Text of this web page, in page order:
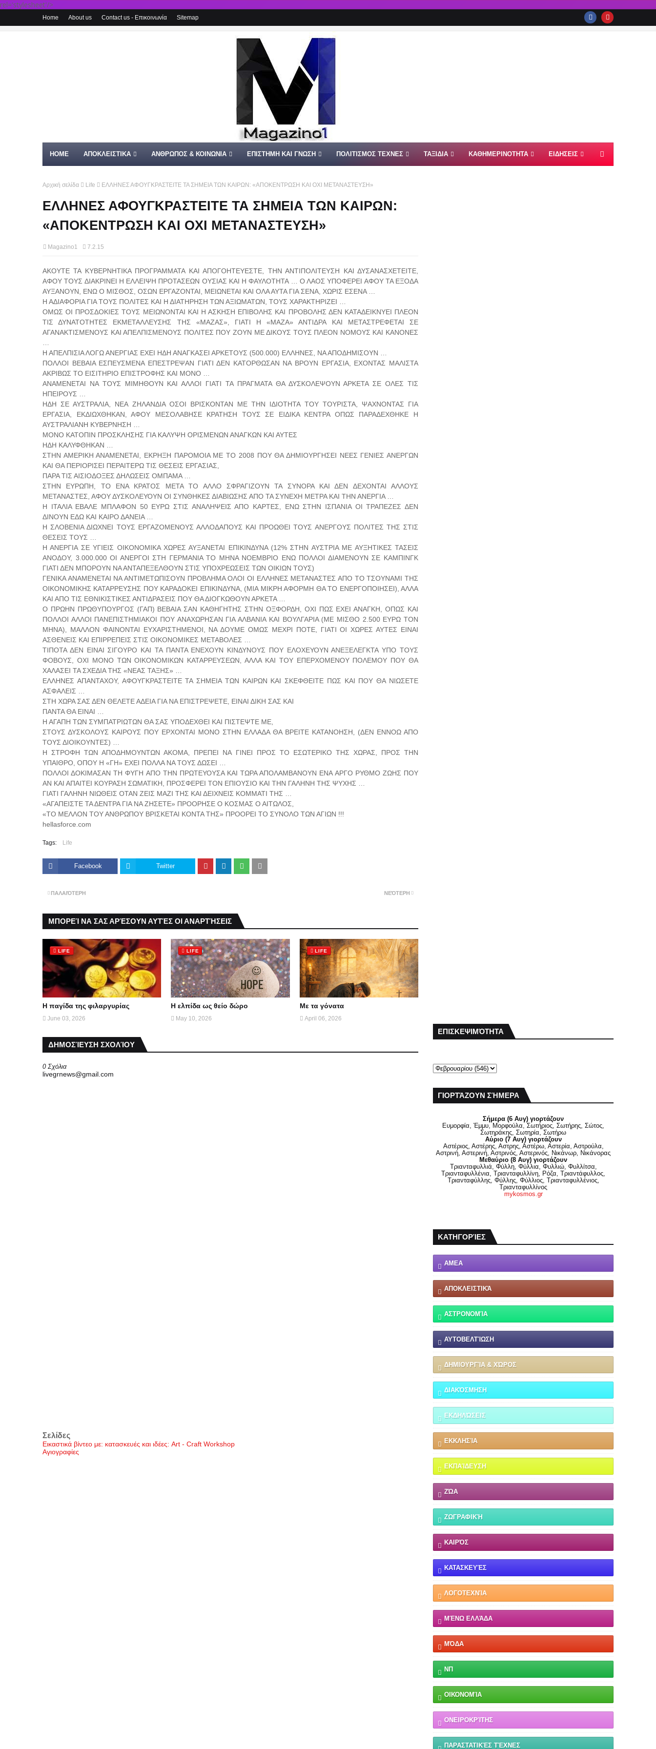
rel='stylesheet'/>
Home About us Contact us - Επικοινωνία Sitemap
HOME ΑΠΟΚΛΕΙΣΤΙΚΑ ΑΝΘΡΩΠΟΣ & ΚΟΙΝΩΝΙΑ ΕΠΙΣΤΗΜΗ ΚΑΙ ΓΝΩΣΗ ΠΟΛΙΤΙΣΜΟΣ ΤΕΧΝΕΣ ΤΑΞΙΔΙΑ ΚΑΘΗΜΕΡΙΝΟΤΗΤΑ ΕΙΔΗΣΕΙΣ
Αρχική σελίδα Life ΕΛΛΗΝΕΣ ΑΦΟΥΓΚΡΑΣΤΕΙΤΕ ΤΑ ΣΗΜΕΙΑ ΤΩΝ ΚΑΙΡΩΝ: «ΑΠΟΚΕΝΤΡΩΣΗ ΚΑΙ ΟΧΙ ΜΕΤΑΝΑΣΤΕΥΣΗ»
ΕΛΛΗΝΕΣ ΑΦΟΥΓΚΡΑΣΤΕΙΤΕ ΤΑ ΣΗΜΕΙΑ ΤΩΝ ΚΑΙΡΩΝ:
«ΑΠΟΚΕΝΤΡΩΣΗ ΚΑΙ ΟΧΙ ΜΕΤΑΝΑΣΤΕΥΣΗ»
Magazino1 7.2.15
ΑΚΟΥΤΕ ΤΑ ΚΥΒΕΡΝΗΤΙΚΑ ΠΡΟΓΡΑΜΜΑΤΑ ΚΑΙ ΑΠΟΓΟΗΤΕΥΕΣΤΕ, ΤΗΝ ΑΝΤΙΠΟΛΙΤΕΥΣΗ ΚΑΙ ΔΥΣΑΝΑΣΧΕΤΕΙΤΕ,
ΑΦΟΥ ΤΟΥΣ ΔΙΑΚΡΙΝΕΙ Η ΕΛΛΕΙΨΗ ΠΡΟΤΑΣΕΩΝ ΟΥΣΙΑΣ ΚΑΙ Η ΦΑΥΛΟΤΗΤΑ … Ο ΛΑΟΣ ΥΠΟΦΕΡΕΙ ΑΦΟΥ ΤΑ ΕΞΟΔΑ
ΑΥΞΑΝΟΥΝ, ΕΝΩ Ο ΜΙΣΘΟΣ, ΟΣΩΝ ΕΡΓΑΖΟΝΤΑΙ, ΜΕΙΩΝΕΤΑΙ ΚΑΙ ΟΛΑ ΑΥΤΑ ΓΙΑ ΣΕΝΑ, ΧΩΡΙΣ ΕΣΕΝΑ …
Η ΑΔΙΑΦΟΡΙΑ ΓΙΑ ΤΟΥΣ ΠΟΛΙΤΕΣ ΚΑΙ Η ΔΙΑΤΗΡΗΣΗ ΤΩΝ ΑΞΙΩΜΑΤΩΝ, ΤΟΥΣ ΧΑΡΑΚΤΗΡΙΖΕΙ …
ΟΜΩΣ ΟΙ ΠΡΟΣΔΟΚΙΕΣ ΤΟΥΣ ΜΕΙΩΝΟΝΤΑΙ ΚΑΙ Η ΑΣΚΗΣΗ ΕΠΙΒΟΛΗΣ ΚΑΙ ΠΡΟΒΟΛΗΣ ΔΕΝ ΚΑΤΑΔΕΙΚΝΥΕΙ ΠΛΕΟΝ
ΤΙΣ ΔΥΝΑΤΟΤΗΤΕΣ ΕΚΜΕΤΑΛΛΕΥΣΗΣ ΤΗΣ «ΜΑΖΑΣ», ΓΙΑΤΙ Η «ΜΑΖΑ» ΑΝΤΙΔΡΑ ΚΑΙ ΜΕΤΑΣΤΡΕΦΕΤΑΙ ΣΕ
ΑΓΑΝΑΚΤΙΣΜΕΝΟΥΣ ΚΑΙ ΑΠΕΛΠΙΣΜΕΝΟΥΣ ΠΟΛΙΤΕΣ ΠΟΥ ΖΟΥΝ ΜΕ ΔΙΚΟΥΣ ΤΟΥΣ ΠΛΕΟΝ ΝΟΜΟΥΣ ΚΑΙ ΚΑΝΟΝΕΣ
Η ΑΠΕΛΠΙΣΙΑ ΛΟΓΩ ΑΝΕΡΓΙΑΣ ΕΧΕΙ ΗΔΗ ΑΝΑΓΚΑΣΕΙ ΑΡΚΕΤΟΥΣ (500.000) ΕΛΛΗΝΕΣ, ΝΑ ΑΠΟΔΗΜΙΣΟΥΝ …
ΠΟΛΛΟΙ ΒΕΒΑΙΑ ΕΣΠΕΥΣΜΕΝΑ ΕΠΕΣΤΡΕΨΑΝ ΓΙΑΤΙ ΔΕΝ ΚΑΤΟΡΘΩΣΑΝ ΝΑ ΒΡΟΥΝ ΕΡΓΑΣΙΑ, ΕΧΟΝΤΑΣ ΜΑΛΙΣΤΑ
ΑΚΡΙΒΩΣ ΤΟ ΕΙΣΙΤΗΡΙΟ ΕΠΙΣΤΡΟΦΗΣ ΚΑΙ ΜΟΝΟ …
ΑΝΑΜΕΝΕΤΑΙ ΝΑ ΤΟΥΣ ΜΙΜΗΘΟΥΝ ΚΑΙ ΑΛΛΟΙ ΓΙΑΤΙ ΤΑ ΠΡΑΓΜΑΤΑ ΘΑ ΔΥΣΚΟΛΕΨΟΥΝ ΑΡΚΕΤΑ ΣΕ ΟΛΕΣ ΤΙΣ
ΗΠΕΙΡΟΥΣ …
ΗΔΗ ΣΕ ΑΥΣΤΡΑΛΙΑ, ΝΕΑ ΖΗΛΑΝΔΙΑ ΟΣΟΙ ΒΡΙΣΚΟΝΤΑΝ ΜΕ ΤΗΝ ΙΔΙΟΤΗΤΑ ΤΟΥ ΤΟΥΡΙΣΤΑ, ΨΑΧΝΟΝΤΑΣ ΓΙΑ
ΕΡΓΑΣΙΑ, ΕΚΔΙΩΧΘΗΚΑΝ, ΑΦΟΥ ΜΕΣΟΛΑΒΗΣΕ ΚΡΑΤΗΣΗ ΤΟΥΣ ΣΕ ΕΙΔΙΚΑ ΚΕΝΤΡΑ ΟΠΩΣ ΠΑΡΑΔΕΧΘΗΚΕ Η
ΑΥΣΤΡΑΛΙΑΝΗ ΚΥΒΕΡΝΗΣΗ …
ΜΟΝΟ ΚΑΤΟΠΙΝ ΠΡΟΣΚΛΗΣΗΣ ΓΙΑ ΚΑΛΥΨΗ ΟΡΙΣΜΕΝΩΝ ΑΝΑΓΚΩΝ ΚΑΙ ΑΥΤΕΣ
ΗΔΗ ΚΑΛΥΦΘΗΚΑΝ …
ΣΤΗΝ ΑΜΕΡΙΚΗ ΑΝΑΜΕΝΕΤΑΙ, ΕΚΡΗΞΗ ΠΑΡΟΜΟΙΑ ΜΕ ΤΟ 2008 ΠΟΥ ΘΑ ΔΗΜΙΟΥΡΓΗΣΕΙ ΝΕΕΣ ΓΕΝΙΕΣ ΑΝΕΡΓΩΝ
ΚΑΙ ΘΑ ΠΕΡΙΟΡΙΣΕΙ ΠΕΡΑΙΤΕΡΩ ΤΙΣ ΘΕΣΕΙΣ ΕΡΓΑΣΙΑΣ,
ΠΑΡΑ ΤΙΣ ΑΙΣΙΟΔΟΞΕΣ ΔΗΛΩΣΕΙΣ ΟΜΠΑΜΑ …
ΣΤΗΝ ΕΥΡΩΠΗ, ΤΟ ΕΝΑ ΚΡΑΤΟΣ ΜΕΤΑ ΤΟ ΑΛΛΟ ΣΦΡΑΓΙΖΟΥΝ ΤΑ ΣΥΝΟΡΑ ΚΑΙ ΔΕΝ ΔΕΧΟΝΤΑΙ ΑΛΛΟΥΣ
ΜΕΤΑΝΑΣΤΕΣ, ΑΦΟΥ ΔΥΣΚΟΛΕΥΟΥΝ ΟΙ ΣΥΝΘΗΚΕΣ ΔΙΑΒΙΩΣΗΣ ΑΠΟ ΤΑ ΣΥΝΕΧΗ ΜΕΤΡΑ ΚΑΙ ΤΗΝ ΑΝΕΡΓΙΑ …
Η ΙΤΑΛΙΑ ΕΒΑΛΕ ΜΠΛΑΦΟΝ 50 ΕΥΡΩ ΣΤΙΣ ΑΝΑΛΗΨΕΙΣ ΑΠΟ ΚΑΡΤΕΣ, ΕΝΩ ΣΤΗΝ ΙΣΠΑΝΙΑ ΟΙ ΤΡΑΠΕΖΕΣ ΔΕΝ
ΔΙΝΟΥΝ ΕΔΩ ΚΑΙ ΚΑΙΡΟ ΔΑΝΕΙΑ …
Η ΣΛΟΒΕΝΙΑ ΔΙΩΧΝΕΙ ΤΟΥΣ ΕΡΓΑΖΟΜΕΝΟΥΣ ΑΛΛΟΔΑΠΟΥΣ ΚΑΙ ΠΡΟΩΘΕΙ ΤΟΥΣ ΑΝΕΡΓΟΥΣ ΠΟΛΙΤΕΣ ΤΗΣ ΣΤΙΣ
ΘΕΣΕΙΣ ΤΟΥΣ …
Η ΑΝΕΡΓΙΑ ΣΕ ΥΓΙΕΙΣ ΟΙΚΟΝΟΜΙΚΑ ΧΩΡΕΣ ΑΥΞΑΝΕΤΑΙ ΕΠΙΚΙΝΔΥΝΑ (12% ΣΤΗΝ ΑΥΣΤΡΙΑ ΜΕ ΑΥΞΗΤΙΚΕΣ ΤΑΣΕΙΣ
ΑΝΟΔΟΥ, 3.000.000 ΟΙ ΑΝΕΡΓΟΙ ΣΤΗ ΓΕΡΜΑΝΙΑ ΤΟ ΜΗΝΑ ΝΟΕΜΒΡΙΟ ΕΝΩ ΠΟΛΛΟΙ ΔΙΑΜΕΝΟΥΝ ΣΕ ΚΑΜΠΙΝΓΚ
ΓΙΑΤΙ ΔΕΝ ΜΠΟΡΟΥΝ ΝΑ ΑΝΤΑΠΕΞΕΛΘΟΥΝ ΣΤΙΣ ΥΠΟΧΡΕΩΣΕΙΣ ΤΩΝ ΟΙΚΙΩΝ ΤΟΥΣ)
ΓΕΝΙΚΑ ΑΝΑΜΕΝΕΤΑΙ ΝΑ ΑΝΤΙΜΕΤΩΠΙΣΟΥΝ ΠΡΟΒΛΗΜΑ ΟΛΟΙ ΟΙ ΕΛΛΗΝΕΣ ΜΕΤΑΝΑΣΤΕΣ ΑΠΟ ΤΟ ΤΣΟΥΝΑΜΙ ΤΗΣ
ΟΙΚΟΝΟΜΙΚΗΣ ΚΑΤΑΡΡΕΥΣΗΣ ΠΟΥ ΚΑΡΑΔΟΚΕΙ ΕΠΙΚΙΝΔΥΝΑ, (ΜΙΑ ΜΙΚΡΗ ΑΦΟΡΜΗ ΘΑ ΤΟ ΕΝΕΡΓΟΠΟΙΗΣΕΙ), ΑΛΛΑ
ΚΑΙ ΑΠΟ ΤΙΣ ΕΘΝΙΚΙΣΤΙΚΕΣ ΑΝΤΙΔΡΑΣΕΙΣ ΠΟΥ ΘΑ ΔΙΟΓΚΩΘΟΥΝ ΑΡΚΕΤΑ …
Ο ΠΡΩΗΝ ΠΡΩΘΥΠΟΥΡΓΟΣ (ΓΑΠ) ΒΕΒΑΙΑ ΣΑΝ ΚΑΘΗΓΗΤΗΣ ΣΤΗΝ ΟΞΦΟΡΔΗ, ΟΧΙ ΠΩΣ ΕΧΕΙ ΑΝΑΓΚΗ, ΟΠΩΣ ΚΑΙ
ΠΟΛΛΟΙ ΑΛΛΟΙ ΠΑΝΕΠΙΣΤΗΜΙΑΚΟΙ ΠΟΥ ΑΝΑΧΩΡΗΣΑΝ ΓΙΑ ΑΛΒΑΝΙΑ ΚΑΙ ΒΟΥΛΓΑΡΙΑ (ΜΕ ΜΙΣΘΟ 2.500 ΕΥΡΩ ΤΟΝ
ΜΗΝΑ), ΜΑΛΛΟΝ ΦΑΙΝΟΝΤΑΙ ΕΥΧΑΡΙΣΤΗΜΕΝΟΙ, ΝΑ ΔΟΥΜΕ ΟΜΩΣ ΜΕΧΡΙ ΠΟΤΕ, ΓΙΑΤΙ ΟΙ ΧΩΡΕΣ ΑΥΤΕΣ ΕΙΝΑΙ
ΑΣΘΕΝΕΙΣ ΚΑΙ ΕΠΙΡΡΕΠΕΙΣ ΣΤΙΣ ΟΙΚΟΝΟΜΙΚΕΣ ΜΕΤΑΒΟΛΕΣ …
ΤΙΠΟΤΑ ΔΕΝ ΕΙΝΑΙ ΣΙΓΟΥΡΟ ΚΑΙ ΤΑ ΠΑΝΤΑ ΕΝΕΧΟΥΝ ΚΙΝΔΥΝΟΥΣ ΠΟΥ ΕΛΟΧΕΥΟΥΝ ΑΝΕΞΕΛΕΓΚΤΑ ΥΠΟ ΤΟΥΣ
ΦΟΒΟΥΣ, ΟΧΙ ΜΟΝΟ ΤΩΝ ΟΙΚΟΝΟΜΙΚΩΝ ΚΑΤΑΡΡΕΥΣΕΩΝ, ΑΛΛΑ ΚΑΙ ΤΟΥ ΕΠΕΡΧΟΜΕΝΟΥ ΠΟΛΕΜΟΥ ΠΟΥ ΘΑ
ΧΑΛΑΣΕΙ ΤΑ ΣΧΕΔΙΑ ΤΗΣ «ΝΕΑΣ ΤΑΞΗΣ» …
ΕΛΛΗΝΕΣ ΑΠΑΝΤΑΧΟΥ, ΑΦΟΥΓΚΡΑΣΤΕΙΤΕ ΤΑ ΣΗΜΕΙΑ ΤΩΝ ΚΑΙΡΩΝ ΚΑΙ ΣΚΕΦΘΕΙΤΕ ΠΩΣ ΚΑΙ ΠΟΥ ΘΑ ΝΙΩΣΕΤΕ
ΑΣΦΑΛΕΙΣ …
ΣΤΗ ΧΩΡΑ ΣΑΣ ΔΕΝ ΘΕΛΕΤΕ ΑΔΕΙΑ ΓΙΑ ΝΑ ΕΠΙΣΤΡΕΨΕΤΕ, ΕΙΝΑΙ ΔΙΚΗ ΣΑΣ ΚΑΙ
ΠΑΝΤΑ ΘΑ ΕΙΝΑΙ …
Η ΑΓΑΠΗ ΤΩΝ ΣΥΜΠΑΤΡΙΩΤΩΝ ΘΑ ΣΑΣ ΥΠΟΔΕΧΘΕΙ ΚΑΙ ΠΙΣΤΕΨΤΕ ΜΕ,
ΣΤΟΥΣ ΔΥΣΚΟΛΟΥΣ ΚΑΙΡΟΥΣ ΠΟΥ ΕΡΧΟΝΤΑΙ ΜΟΝΟ ΣΤΗΝ ΕΛΛΑΔΑ ΘΑ ΒΡΕΙΤΕ ΚΑΤΑΝΟΗΣΗ, (ΔΕΝ ΕΝΝΟΩ ΑΠΟ
ΤΟΥΣ ΔΙΟΙΚΟΥΝΤΕΣ) …
Η ΣΤΡΟΦΗ ΤΩΝ ΑΠΟΔΗΜΟΥΝΤΩΝ ΑΚΟΜΑ, ΠΡΕΠΕΙ ΝΑ ΓΙΝΕΙ ΠΡΟΣ ΤΟ ΕΣΩΤΕΡΙΚΟ ΤΗΣ ΧΩΡΑΣ, ΠΡΟΣ ΤΗΝ
ΥΠΑΙΘΡΟ, ΟΠΟΥ Η «ΓΗ» ΕΧΕΙ ΠΟΛΛΑ ΝΑ ΤΟΥΣ ΔΩΣΕΙ …
ΠΟΛΛΟΙ ΔΟΚΙΜΑΣΑΝ ΤΗ ΦΥΓΗ ΑΠΟ ΤΗΝ ΠΡΩΤΕΥΟΥΣΑ ΚΑΙ ΤΩΡΑ ΑΠΟΛΑΜΒΑΝΟΥΝ ΕΝΑ ΑΡΓΟ ΡΥΘΜΟ ΖΩΗΣ ΠΟΥ
ΑΝ ΚΑΙ ΑΠΑΙΤΕΙ ΚΟΥΡΑΣΗ ΣΩΜΑΤΙΚΗ, ΠΡΟΣΦΕΡΕΙ ΤΟΝ ΕΠΙΟΥΣΙΟ ΚΑΙ ΤΗΝ ΓΑΛΗΝΗ ΤΗΣ ΨΥΧΗΣ …
ΓΙΑΤΙ ΓΑΛΗΝΗ ΝΙΩΘΕΙΣ ΟΤΑΝ ΖΕΙΣ ΜΑΖΙ ΤΗΣ ΚΑΙ ΔΕΙΧΝΕΙΣ ΚΟΜΜΑΤΙ ΤΗΣ …
«ΑΓΑΠΕΙΣΤΕ ΤΑ ΔΕΝΤΡΑ ΓΙΑ ΝΑ ΖΗΣΕΤΕ» ΠΡΟΟΡΗΣΕ Ο ΚΟΣΜΑΣ Ο ΑΙΤΩΛΟΣ,
«ΤΟ ΜΕΛΛΟΝ ΤΟΥ ΑΝΘΡΩΠΟΥ ΒΡΙΣΚΕΤΑΙ ΚΟΝΤΑ ΤΗΣ» ΠΡΟΟΡΕΙ ΤΟ ΣΥΝΟΛΟ ΤΩΝ ΑΓΙΩΝ !!!
hellasforce.com
Tags: Life
Facebook Twitter
ΝΕΌΤΕΡΗ
ΠΑΛΑΙΌΤΕΡΗ
ΜΠΟΡΕΊ ΝΑ ΣΑΣ ΑΡΈΣΟΥΝ ΑΥΤΈΣ ΟΙ ΑΝΑΡΤΉΣΕΙΣ
LIFE
Η παγίδα της φιλαργυρίας
June 03, 2026
LIFE
Η ελπίδα ως θείο δώρο
May 10, 2026
LIFE
Με τα γόνατα
April 06, 2026
ΔΗΜΟΣΊΕΥΣΗ ΣΧΟΛΊΟΥ
0 Σχόλια
livegrnews@gmail.com
Σελίδες
Εικαστικά βίντεο με: κατασκευές και ιδέες: Art - Craft Workshop
Αγιογραφίες
ΕΠΙΣΚΕΨΙΜΌΤΗΤΑ
ΓΙΟΡΤΆΖΟΥΝ ΣΉΜΕΡΑ
Σήμερα (6 Αυγ) γιορτάζουν
Ευμορφία, Έμμυ, Μορφούλα, Σωτήριος, Σωτήρης, Σώτος,
Σωτηράκης, Σωτηρία, Σωτήρω
Αύριο (7 Αυγ) γιορτάζουν
Αστέριος, Αστέρης, Αστρης, Αστέρω, Αστερία, Αστρούλα,
Αστρινή, Αστερινή, Αστρινός, Αστερινός, Νικάνωρ, Νικάνορας
Μεθαύριο (8 Αυγ) γιορτάζουν
Τριανταφυλλιά, Φύλλη, Φύλλια, Φυλλιώ, Φυλλίτσα,
Τριανταφυλλένια, Τριανταφυλλίνη, Ρόζα, Τριαντάφυλλος,
Τριανταφύλλης, Φύλλης, Φύλλιος, Τριανταφυλλένιος,
Τριανταφυλλίνος
mykosmos.gr
ΚΑΤΗΓΟΡΊΕΣ
ΑΜΕΑ
ΑΠΟΚΛΕΙΣΤΙΚΆ
ΑΣΤΡΟΝΟΜΊΑ
ΑΥΤΟΒΕΛΤΊΩΣΗ
ΔΗΜΙΟΥΡΓΊΑ & ΧΏΡΟΣ
ΔΙΑΚΌΣΜΗΣΗ
ΕΚΔΗΛΏΣΕΙΣ
ΕΚΚΛΗΣΊΑ
ΕΚΠΑΊΔΕΥΣΗ
ΖΏΑ
ΖΩΓΡΑΦΙΚΉ
ΚΑΙΡΌΣ
ΚΑΤΑΣΚΕΥΈΣ
ΛΟΓΟΤΕΧΝΊΑ
ΜΈΝΩ ΕΛΛΆΔΑ
ΜΌΔΑ
ΝΠ
ΟΙΚΟΝΟΜΊΑ
ΟΝΕΙΡΟΚΡΊΤΗΣ
ΠΑΡΑΣΤΑΤΙΚΈΣ ΤΈΧΝΕΣ